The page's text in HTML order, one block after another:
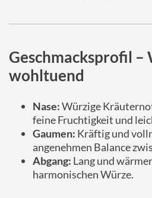
Geschmacksprofil –
wohltuend
Nase:Würzige
feine Fruchtigkeit und
Gaumen: Kräftig und
angenehmen Balance
Abgang: Lang und
harmonischen Würze.